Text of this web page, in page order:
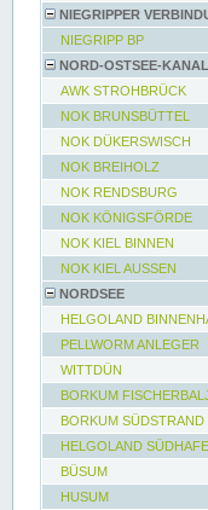
NIEGRIPPER
NIEGRIPP BP
NORD-OSTSEE-KANAL
AWK STROHBRÜCK
NOK BRUNSBÜTTEL
NOK DÜKERSWISCH
NOK BREIHOLZ
NOK RENDSBURG
NOK KÖNIGSFÖRDE
NOK KIEL BINNEN
NOK KIEL AUSSEN
NORDSEE
HELGOLAND
PELLWORM ANLEGER
WITTDÜN
BORKUM
BORKUM SÜDSTRAND
HELGOLAND
BÜSUM
HUSUM